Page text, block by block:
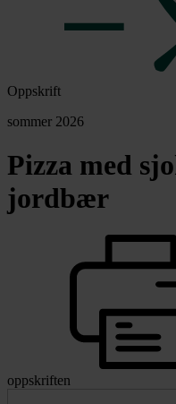
Oppskrift
sommer 2026
Pizza med
jordbær
oppskriften